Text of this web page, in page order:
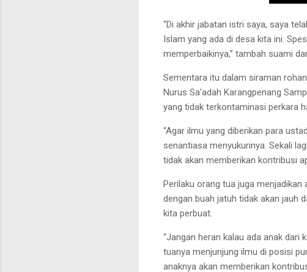
“Di akhir jabatan istri saya, saya
Islam yang ada di desa kita ini.
memperbaikinya,” tambah suami
Sementara itu dalam siraman
Nurus Sa’adah Karangpenang
yang tidak terkontaminasi perkara
“Agar ilmu yang diberikan para
senantiasa menyukurinya. Sekali
tidak akan memberikan kontribusi
Perilaku orang tua juga menjadikan
dengan buah jatuh tidak akan jauh
kita perbuat.
“Jangan heran kalau ada anak dari
tuanya menjunjung ilmu di posisi
anaknya akan memberikan